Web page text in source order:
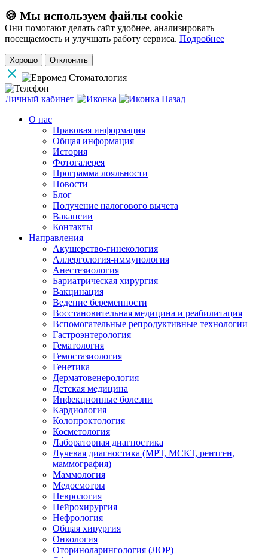
🍪 Мы используем файлы cookie
Они помогают делать сайт удобнее, анализировать
посещаемость и улучшать работу сервиса. Подробнее
Хорошо Отклонить
Личный кабинет
Назад
О нас
Правовая информация
Общая информация
История
Фотогалерея
Программа лояльности
Новости
Блог
Получение налогового вычета
Вакансии
Контакты
Направления
Акушерство-гинекология
Аллергология-иммунология
Анестезиология
Бариатрическая хирургия
Вакцинация
Ведение беременности
Восстановительная медицина и реабилитация
Вспомогательные репродуктивные технологии
Гастроэнтерология
Гематология
Гемостазиология
Генетика
Дерматовенерология
Детская медицина
Инфекционные болезни
Кардиология
Колопроктология
Косметология
Лабораторная диагностика
Лучевая диагностика (МРТ, МСКТ, рентген,
маммография)
Маммология
Медосмотры
Неврология
Нейрохирургия
Нефрология
Общая хирургия
Онкология
Оториноларингология (ЛОР)